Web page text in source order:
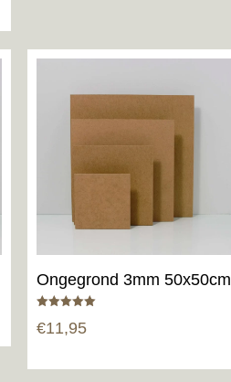
Ongegrond 3mm 50x50cm
5.00
€11,95